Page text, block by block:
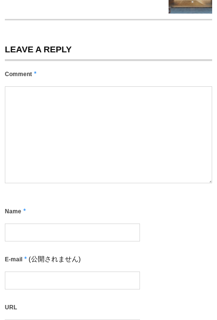
LEAVE A REPLY
Comment *
Name *
E-mail * (公開されません)
URL